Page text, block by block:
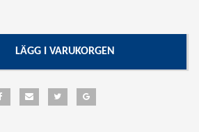
LÄGG I VARUKORGEN